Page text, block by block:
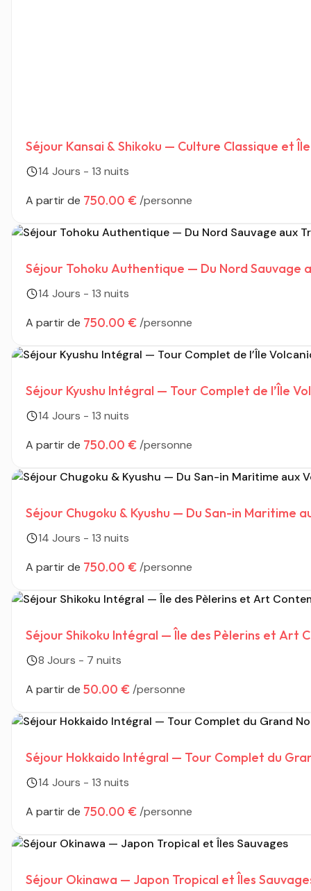
Séjour Kansai & Shikoku — Culture Classique et
14 Jours - 13 nuits
A partir de 750.00 € /personne
Séjour Tohoku Authentique — Du Nord Sauvage
14 Jours - 13 nuits
A partir de 750.00 € /personne
Séjour Kyushu Intégral — Tour Complet de l’Île
14 Jours - 13 nuits
A partir de 750.00 € /personne
Séjour Chugoku & Kyushu — Du San-in Maritime
14 Jours - 13 nuits
A partir de 750.00 € /personne
Séjour Shikoku Intégral — Île des Pèlerins et Art
8 Jours - 7 nuits
A partir de 50.00 € /personne
Séjour Hokkaido Intégral — Tour Complet du
14 Jours - 13 nuits
A partir de 750.00 € /personne
Séjour Okinawa — Japon Tropical et Îles